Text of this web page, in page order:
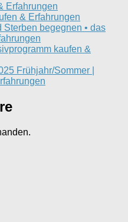
Erfahrungen
& Erfahrungen
Sterben begegnen • das
kaufen &
Frühjahr/Sommer |